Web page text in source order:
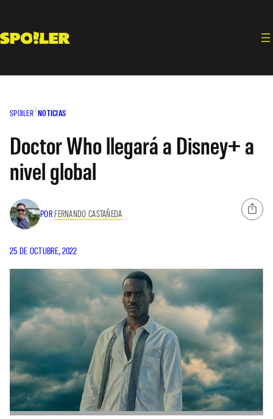
contenido
SPOILER NOTICIAS
Doctor Who llegará a Disney+ a
nivel global
POR FERNANDO CASTAÑEDA
25 DE OCTUBRE, 2022